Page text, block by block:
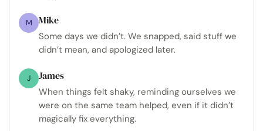
M Mike
Some days we didn’t. We snapped, said stuff we
didn’t mean, and apologized later.
J James
When things felt shaky, reminding ourselves we
were on the same team helped, even if it didn’t
magically fix everything.